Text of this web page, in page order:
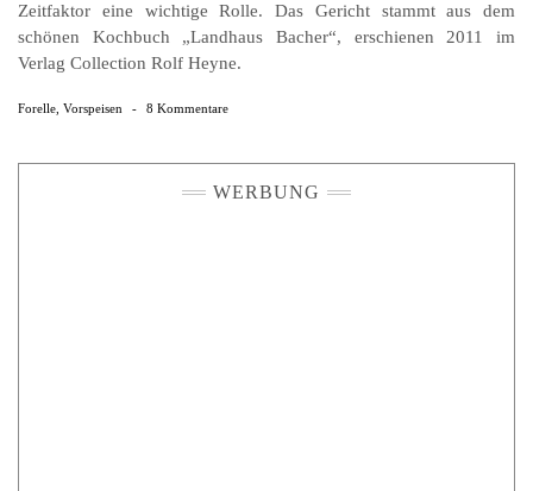
Zeitfaktor eine wichtige Rolle. Das Gericht stammt aus dem
schönen Kochbuch „Landhaus Bacher“, erschienen 2011 im
Verlag Collection Rolf Heyne.
Forelle Vorspeisen - 8 Kommentare
WERBUNG